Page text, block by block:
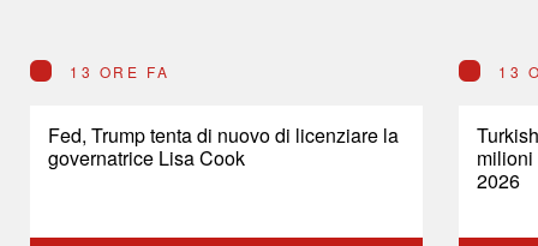
13 ORE FA
Fed, Trump tenta di nuovo di licenziare la
governatrice Lisa Cook
13
2026